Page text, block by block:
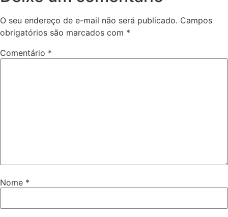
O seu endereço de e-mail não será publicado. Campos
obrigatórios são marcados com *
Comentário *
Nome *